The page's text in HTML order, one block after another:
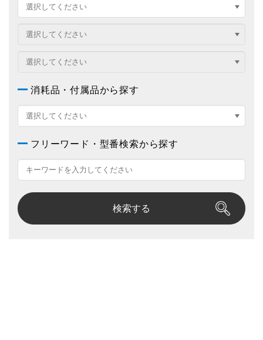
消耗品・付属品から探す
フリーワード・型番検索から探す